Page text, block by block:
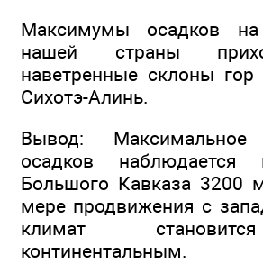
Максимумы осадков на
нашей страны
наветренные склоны гор
Сихотэ-Алинь.
Вывод: Максимальное
осадков наблюдается
Большого Кавказа 3200
мере продвижения с
климат
континентальным.